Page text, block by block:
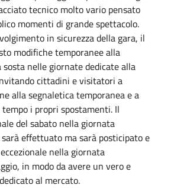
tecnico molto vario pensato
momenti di grande spettacolo.
in sicurezza della gara, il
modifiche temporanee alla
sosta nelle giornate dedicate alla
cittadini e visitatori a
alla segnaletica temporanea e a
i propri spostamenti. Il
del sabato nella giornata
effettuato ma sarà posticipato e
nella giornata
in modo da avere un vero e
al mercato.